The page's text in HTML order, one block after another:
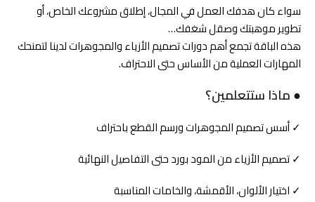
سواء كان هدفك العمل في المجال، إطلاق مشروعك الخاص، أو
تطوير موهبتك وصقل شغفك…
هذه الباقة تجمع أهم دورات تصميم الأزياء والمجوهرات لدينا لتمنحك
المهارات العملية من الأساس حتى الاحتراف.
●ماذا ستتعلمين؟
✓ أسس تصميم المجوهرات ورسم القطع باحتراف
✓ تصميم الأزياء من المود بورد حتى التفاصيل النهائية
✓ اختيار الألوان، الأقمشة، والخامات المناسبة